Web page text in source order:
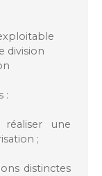
division
:
réaliser une
;
distinctes